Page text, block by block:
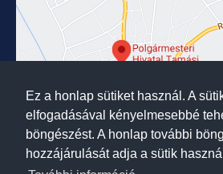
Ez a honlap sütiket használ. A
elfogadásával kényelmesebbé
böngészést. A honlap további
hozzájárulását adja a sütik